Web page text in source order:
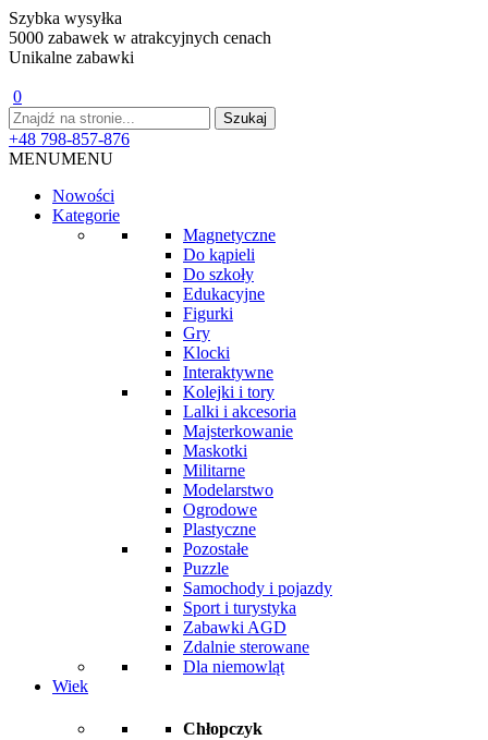
Szybka wysyłka
5000 zabawek w atrakcyjnych cenach
Unikalne zabawki
0
+48 798-857-876
MENUMENU
Nowości
Kategorie
Magnetyczne
Do kąpieli
Do szkoły
Edukacyjne
Figurki
Gry
Klocki
Interaktywne
Kolejki i tory
Lalki i akcesoria
Majsterkowanie
Maskotki
Militarne
Modelarstwo
Ogrodowe
Plastyczne
Pozostałe
Puzzle
Samochody i pojazdy
Sport i turystyka
Zabawki AGD
Zdalnie sterowane
Dla niemowląt
Wiek
Chłopczyk